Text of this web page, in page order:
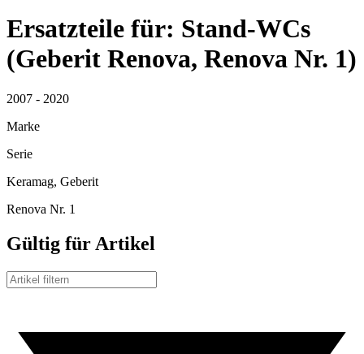
Ersatzteile für: Stand-WCs
(Geberit Renova, Renova Nr. 1)
2007 - 2020
Marke
Serie
Keramag, Geberit
Renova Nr. 1
Gültig für Artikel